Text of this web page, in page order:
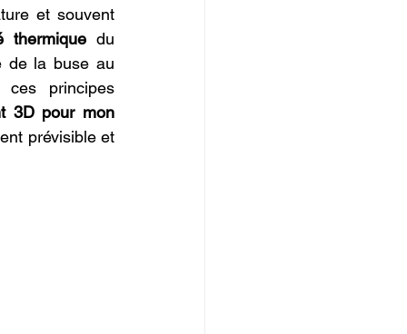
et souvent
thermique du
de la buse au
ces principes
3D pour mon
prévisible et